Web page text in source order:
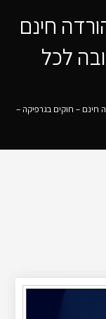
גרפי 2025 להורדה חינם
לכל